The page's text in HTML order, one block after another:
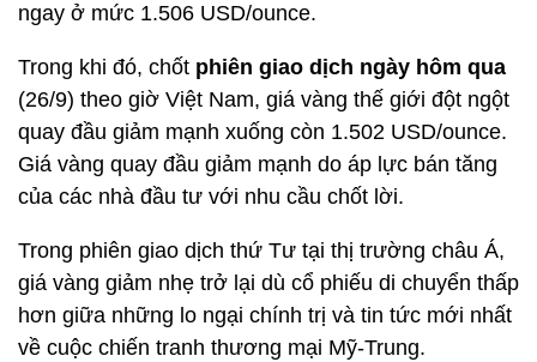
ngay ở mức 1.506 USD/ounce.
Trong khi đó, chốt phiên giao dịch ngày hôm qua
(26/9) theo giờ Việt Nam, giá vàng thế giới đột ngột
quay đầu giảm mạnh xuống còn 1.502 USD/ounce.
Giá vàng quay đầu giảm mạnh do áp lực bán tăng
của các nhà đầu tư với nhu cầu chốt lời.
Trong phiên giao dịch thứ Tư tại thị trường châu Á,
giá vàng giảm nhẹ trở lại dù cổ phiếu di chuyển thấp
hơn giữa những lo ngại chính trị và tin tức mới nhất
về cuộc chiến tranh thương mại Mỹ-Trung.